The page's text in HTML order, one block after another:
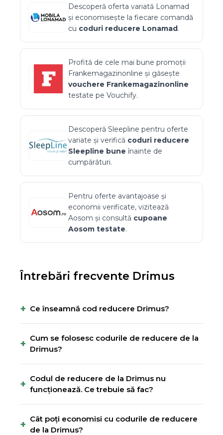
Descoperă oferta variată Lonamad
și economisește la fiecare comandă
cu coduri reducere Lonamad.
Profită de cele mai bune promoții
Frankemagazinonline și găsește
vouchere Frankemagazinonline
testate pe Vouchify.
Descoperă Sleepline pentru oferte
variate și verifică coduri reducere
Sleepline bune înainte de
cumpărături.
Pentru oferte avantajoase și
economii verificate, vizitează
Aosom și consultă cupoane
Aosom testate.
Întrebări frecvente Drimus
+ Ce înseamnă cod reducere Drimus?
+ Cum se folosesc codurile de reducere de la
Drimus?
+ Codul de reducere de la Drimus nu
funcționează. Ce trebuie să fac?
+ Cât poți economisi cu codurile de reducere
de la Drimus?